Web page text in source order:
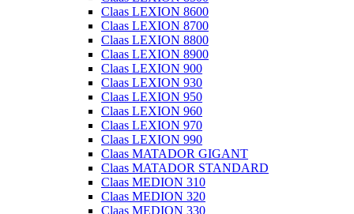
Claas LEXION 8600
Claas LEXION 8700
Claas LEXION 8800
Claas LEXION 8900
Claas LEXION 900
Claas LEXION 930
Claas LEXION 950
Claas LEXION 960
Claas LEXION 970
Claas LEXION 990
Claas MATADOR GIGANT
Claas MATADOR STANDARD
Claas MEDION 310
Claas MEDION 320
Claas MEDION 330